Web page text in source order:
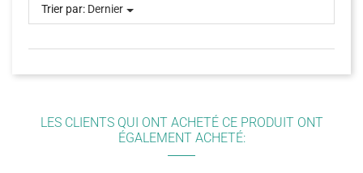
Trier par: Dernier
LES CLIENTS QUI ONT ACHETÉ CE PRODUIT ONT
ÉGALEMENT ACHETÉ: